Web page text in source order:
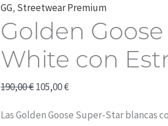
GG, Streetwear Premium
Golden
White con
190,00€
precio
original
era:
190,00 €.
105,00€
precio
actual
es:
105,00 €.
Las Golden Goose Super-Star blancas
Goose
Super-
Star
White
Dorada